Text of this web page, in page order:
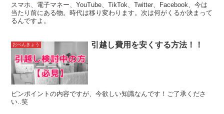
スマホ、電子マネー、YouTube、TikTok、Twitter、Facebook、今は
当たり前にある物。時代は移り変わります。次は何がくるか決まって
るんですよ。
おべんきょう 引越し費用を安くする方法！！
ピンポイントの内容ですが、今欲しい知識なんです！ご了承くださ
い..笑